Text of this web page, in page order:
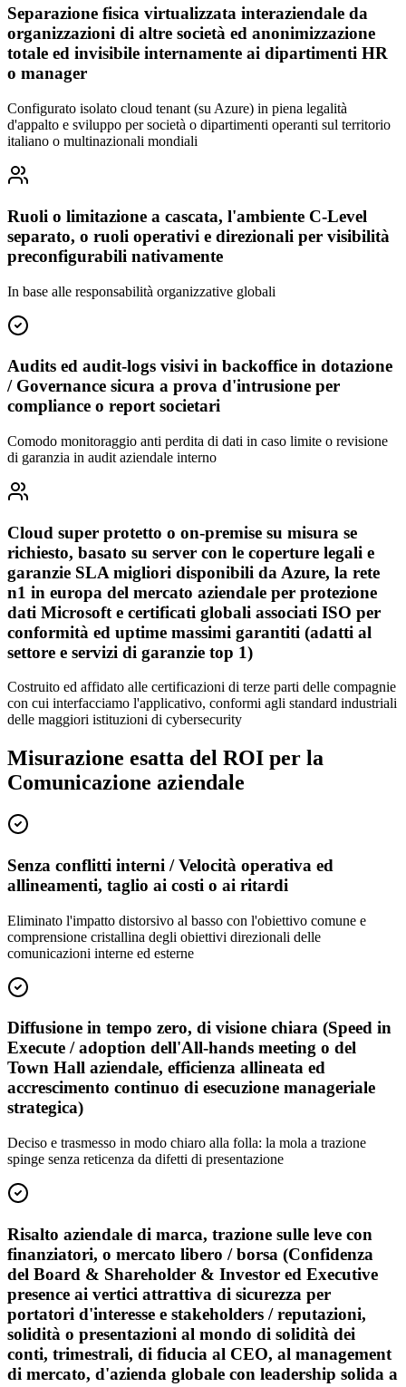
Separazione fisica virtualizzata interaziendale da
organizzazioni di altre società ed anonimizzazione
totale ed invisibile internamente ai dipartimenti HR
o manager
Configurato isolato cloud tenant (su Azure) in piena legalità
d'appalto e sviluppo per società o dipartimenti operanti sul territorio
italiano o multinazionali mondiali
Ruoli o limitazione a cascata, l'ambiente C-Level
separato, o ruoli operativi e direzionali per visibilità
preconfigurabili nativamente
In base alle responsabilità organizzative globali
Audits ed audit-logs visivi in backoffice in dotazione
/ Governance sicura a prova d'intrusione per
compliance o report societari
Comodo monitoraggio anti perdita di dati in caso limite o revisione
di garanzia in audit aziendale interno
Cloud super protetto o on-premise su misura se
richiesto, basato su server con le coperture legali e
garanzie SLA migliori disponibili da Azure, la rete
n1 in europa del mercato aziendale per protezione
dati Microsoft e certificati globali associati ISO per
conformità ed uptime massimi garantiti (adatti al
settore e servizi di garanzie top 1)
Costruito ed affidato alle certificazioni di terze parti delle compagnie
con cui interfacciamo l'applicativo, conformi agli standard industriali
delle maggiori istituzioni di cybersecurity
Misurazione esatta del ROI per la
Comunicazione aziendale
Senza conflitti interni / Velocità operativa ed
allineamenti, taglio ai costi o ai ritardi
Eliminato l'impatto distorsivo al basso con l'obiettivo comune e
comprensione cristallina degli obiettivi direzionali delle
comunicazioni interne ed esterne
Diffusione in tempo zero, di visione chiara (Speed in
Execute / adoption dell'All-hands meeting o del
Town Hall aziendale, efficienza allineata ed
accrescimento continuo di esecuzione manageriale
strategica)
Deciso e trasmesso in modo chiaro alla folla: la mola a trazione
spinge senza reticenza da difetti di presentazione
Risalto aziendale di marca, trazione sulle leve con
finanziatori, o mercato libero / borsa (Confidenza
del Board & Shareholder & Investor ed Executive
presence ai vertici attrattiva di sicurezza per
portatori d'interesse e stakeholders / reputazioni,
solidità o presentazioni al mondo di solidità dei
conti, trimestrali, di fiducia al CEO, al management
di mercato, d'azienda globale con leadership solida a